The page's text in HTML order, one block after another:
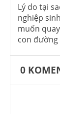
Lý do tại
nghiệp
muốn
con đường
0